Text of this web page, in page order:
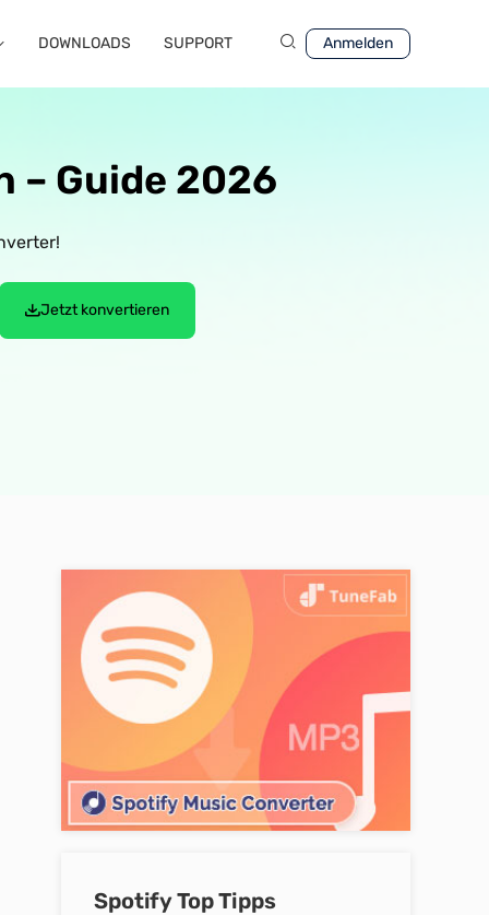
DOWNLOADS SUPPORT Anmelden
– Guide 2026
Jetzt konvertieren
Spotify Top Tipps